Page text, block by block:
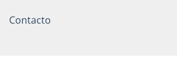
Contacto